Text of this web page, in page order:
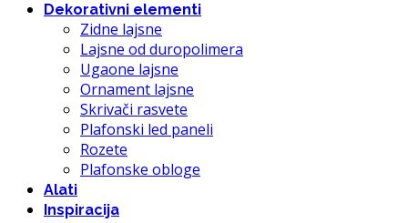
Dekorativni elementi
Zidne lajsne
Lajsne od duropolimera
Ugaone lajsne
Ornament lajsne
Skrivači rasvete
Plafonski led paneli
Rozete
Plafonske obloge
Alati
Inspiracija